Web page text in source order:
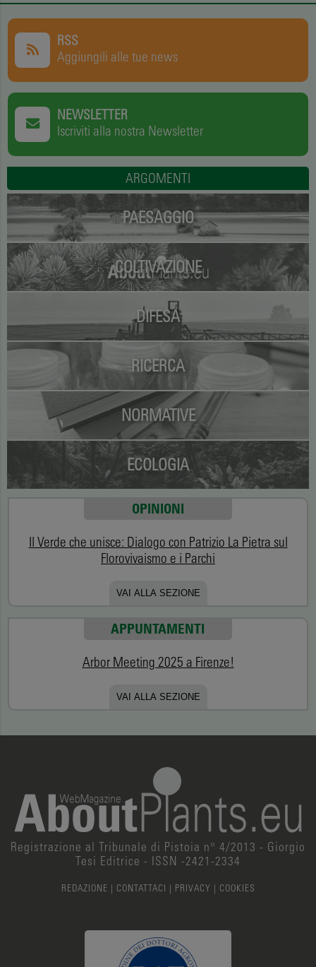
RSS
Aggiungili alle tue news
NEWSLETTER
Iscriviti alla nostra Newsletter
ARGOMENTI
PAESAGGIO
COLTIVAZIONE
DIFESA
RICERCA
NORMATIVE
ECOLOGIA
OPINIONI
Il Verde che unisce: Dialogo con Patrizio La Pietra sul
Florovivaismo e i Parchi
VAI ALLA SEZIONE
APPUNTAMENTI
Arbor Meeting 2025 a Firenze!
VAI ALLA SEZIONE
Registrazione al Tribunale di Pistoia n° 4/2013 - Giorgio
Tesi Editrice - ISSN -2421-2334
REDAZIONE | CONTATTACI | PRIVACY | COOKIES